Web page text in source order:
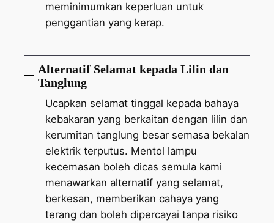
meminimumkan keperluan untuk
penggantian yang kerap.
Alternatif Selamat kepada Lilin dan
Tanglung
Ucapkan selamat tinggal kepada bahaya
kebakaran yang berkaitan dengan lilin dan
kerumitan tanglung besar semasa bekalan
elektrik terputus. Mentol lampu
kecemasan boleh dicas semula kami
menawarkan alternatif yang selamat,
berkesan, memberikan cahaya yang
terang dan boleh dipercayai tanpa risiko